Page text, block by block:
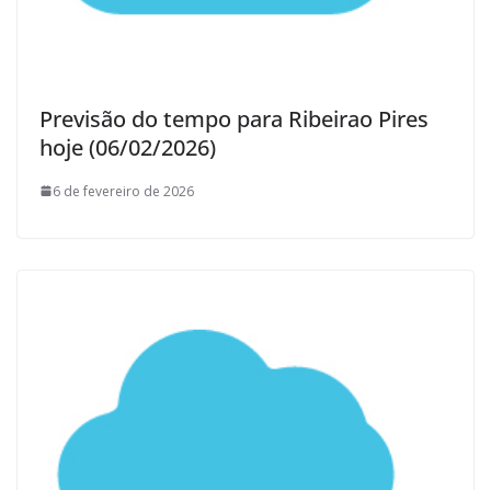
Previsão do tempo para Ribeirao Pires
hoje (06/02/2026)
6 de fevereiro de 2026